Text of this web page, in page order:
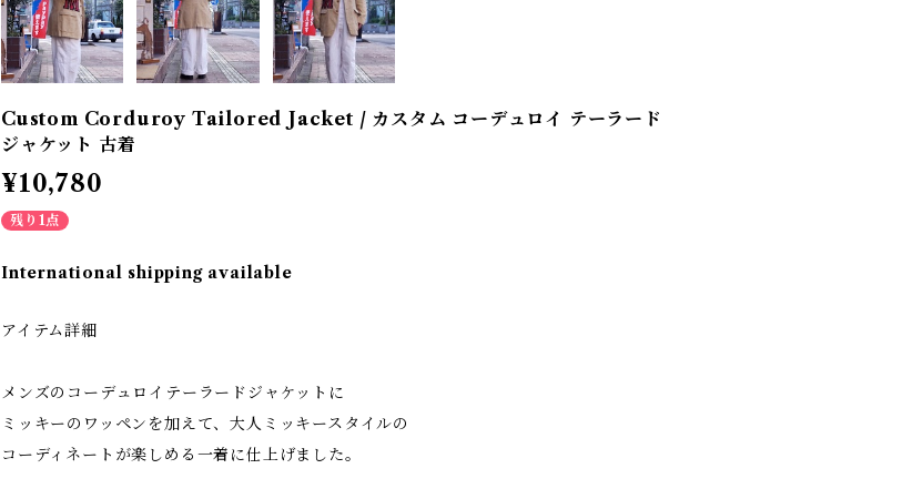
Custom Corduroy Tailored Jacket / カスタム コーデュロイ テーラード
ジャケット 古着
¥10,780
残り1点
International shipping available
アイテム詳細
メンズのコーデュロイテーラードジャケットに
ミッキーのワッペンを加えて、大人ミッキースタイルの
コーディネートが楽しめる一着に仕上げました。